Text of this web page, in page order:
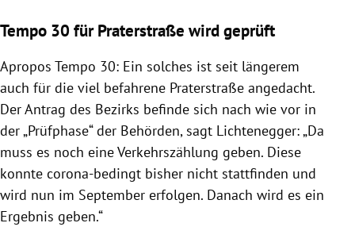
Tempo 30 für Praterstraße wird geprüft
Apropos Tempo 30: Ein solches ist seit längerem
auch für die viel befahrene Praterstraße angedacht.
Der Antrag des Bezirks befinde sich nach wie vor in
der „Prüfphase“ der Behörden, sagt Lichtenegger: „Da
muss es noch eine Verkehrszählung geben. Diese
konnte corona-bedingt bisher nicht stattfinden und
wird nun im September erfolgen. Danach wird es ein
Ergebnis geben.“